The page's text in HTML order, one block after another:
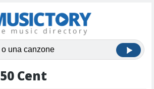
50 Cent